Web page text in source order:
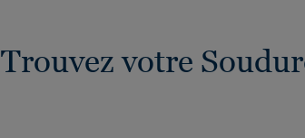
Trouvez votre